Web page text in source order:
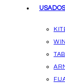
USADOS